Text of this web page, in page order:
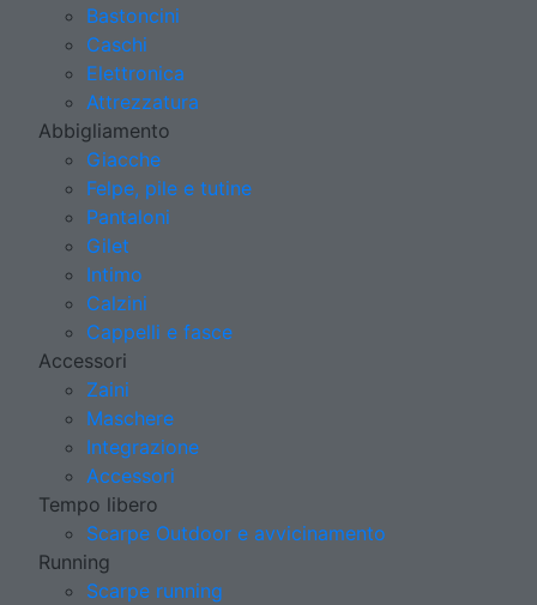
Bastoncini
Caschi
Elettronica
Attrezzatura
Abbigliamento
Giacche
Felpe, pile e tutine
Pantaloni
Gilet
Intimo
Calzini
Cappelli e fasce
Accessori
Zaini
Maschere
Integrazione
Accessori
Tempo libero
Scarpe Outdoor e avvicinamento
Running
Scarpe running